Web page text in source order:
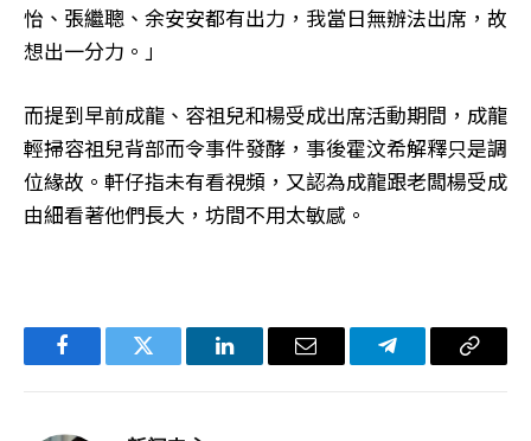
怡、張繼聰、余安安都有出力，我當日無辦法出席，故
想出一分力。」
而提到早前成龍、容祖兒和楊受成出席活動期間，成龍
輕掃容祖兒背部而令事件發酵，事後霍汶希解釋只是調
位緣故。軒仔指未有看視頻，又認為成龍跟老闆楊受成
由細看著他們長大，坊間不用太敏感。
FacebookTwitter LinkedIn电
Telegram复